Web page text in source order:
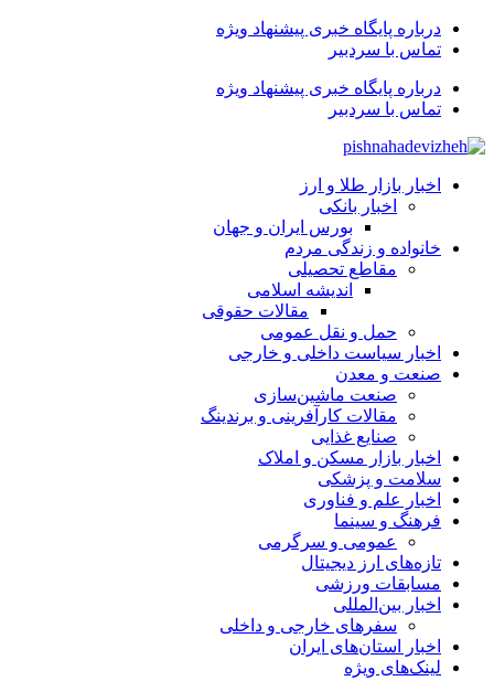
درباره پایگاه خبری پیشنهاد ویژه
تماس با سردبیر
درباره پایگاه خبری پیشنهاد ویژه
تماس با سردبیر
اخبار بازار طلا و ارز
اخبار بانکی
بورس ایران و جهان
خانواده و زندگی مردم
مقاطع تحصیلی
اندیشه اسلامی
مقالات حقوقی
حمل و نقل عمومی
اخبار سیاست داخلی و خارجی
صنعت و معدن
صنعت ماشین‌سازی
مقالات کارآفرینی و برندینگ
صنایع غذایی
اخبار بازار مسکن و املاک
سلامت و پزشکی
اخبار علم و فناوری
فرهنگ و سینما
عمومی و سرگرمی
تازه‌های ارز دیجیتال
مسابقات ورزشی
اخبار بین‌المللی
سفرهای خارجی و داخلی
اخبار استان‌های ایران
لینک‌های ویژه